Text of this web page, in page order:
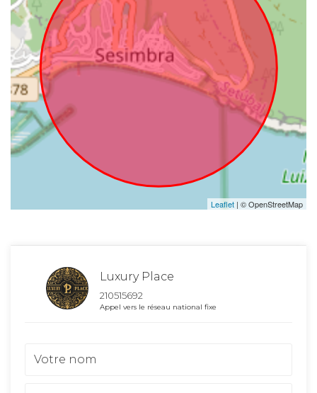
Leaflet | © OpenStreetMap
Luxury Place
210515692
Appel vers le réseau national fixe